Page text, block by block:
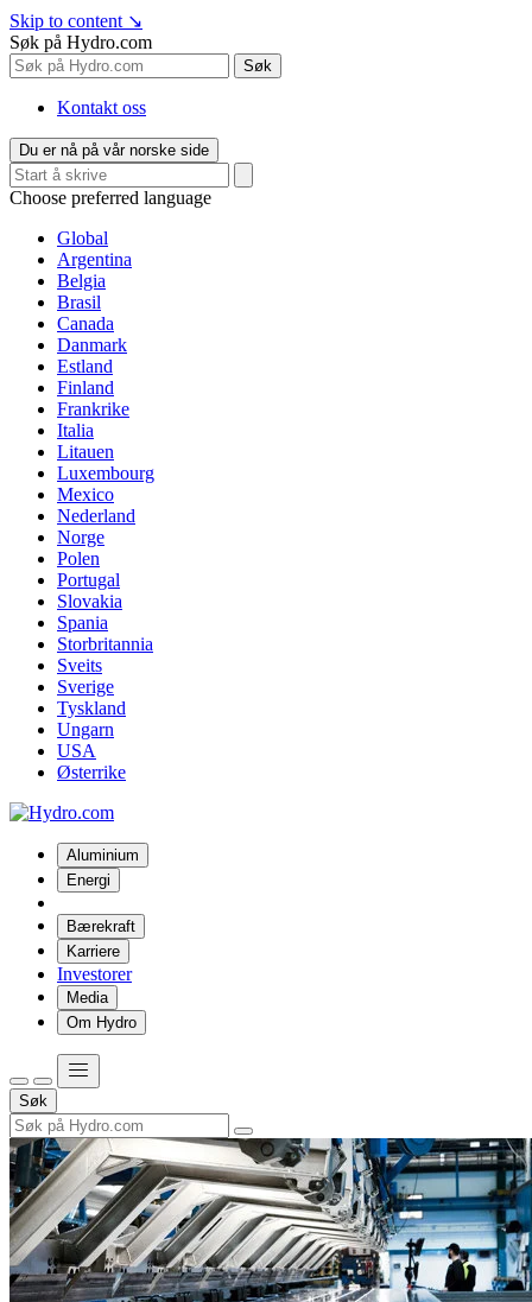
Skip to content ↘
Søk på Hydro.com
Søk
Kontakt oss
Du er nå på vår norske side
Choose preferred language
Global
Argentina
Belgia
Brasil
Canada
Danmark
Estland
Finland
Frankrike
Italia
Litauen
Luxembourg
Mexico
Nederland
Norge
Polen
Portugal
Slovakia
Spania
Storbritannia
Sveits
Sverige
Tyskland
Ungarn
USA
Østerrike
Aluminium
Energi
Bærekraft
Karriere
Investorer
Media
Om Hydro
Søk